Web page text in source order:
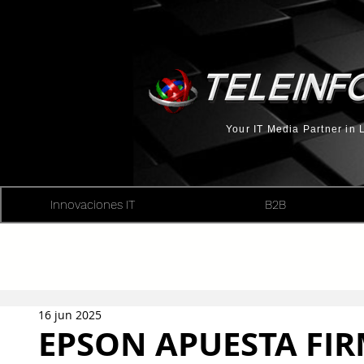
Your IT Media Partner in
Innovaciones IT B2B
EPSON APUESTA
16 jun 2025